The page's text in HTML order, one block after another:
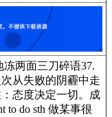
两面三刀碎语37.
从失败的阴霾中走
态度决定一切。成
to do sth 做某事很